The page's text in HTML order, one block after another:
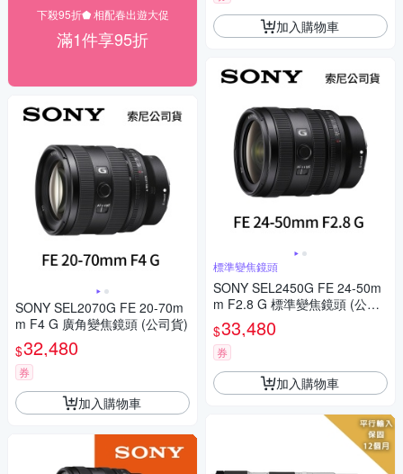
下殺95折⬟ 相配春出遊大促
滿1件享95折
SONY SEL2070G FE 20-70m
m F4 G 廣角變焦鏡頭 (公司貨)
$32,480
券
加入購物車
加入購物車
標準變焦鏡頭
SONY SEL2450G FE 24-50m
m F2.8 G 標準變焦鏡頭 (公司
貨)
$33,480
券
加入購物車